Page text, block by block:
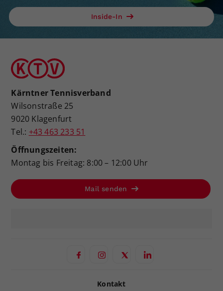
Inside-In
Kärntner Tennisverband
Wilsonstraße 25
9020 Klagenfurt
Tel.: +43 463 233 51
Öffnungszeiten:
Montag bis Freitag: 8:00 – 12:00 Uhr
Mail senden
Kontakt